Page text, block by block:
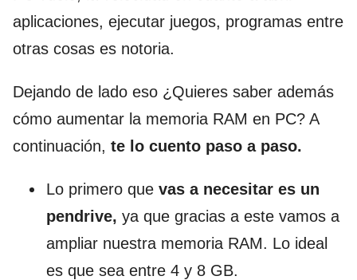
aplicaciones, ejecutar juegos, programas entre
otras cosas es notoria.
Dejando de lado eso ¿Quieres saber además
cómo aumentar la memoria RAM en PC? A
continuación, te lo cuento paso a paso.
Lo primero que vas a necesitar es un
pendrive, ya que gracias a este vamos a
ampliar nuestra memoria RAM. Lo ideal
es que sea entre 4 y 8 GB.